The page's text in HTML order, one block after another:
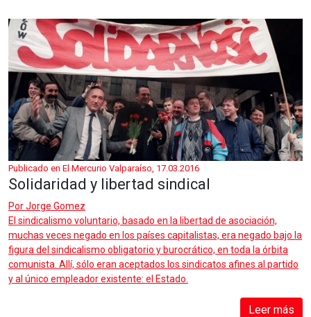
Publicado en El Mercurio Valparaíso, 17.03.2016
Solidaridad y libertad sindical
PorJorge Gomez
El sindicalismo voluntario, basado en la libertad de asociación,
muchas veces negado en los países capitalistas, era negado bajo la
figura del sindicalismo obligatorio y burocrático, en toda la órbita
comunista. Allí, sólo eran aceptados los sindicatos afines al partido
y al único empleador existente: el Estado.
Leer más